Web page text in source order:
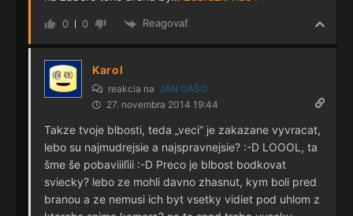
0 0 Reagovať
Karol
reakcia na JÁN GAŠO
27. novembra 2014 19:44
Takze tvoje blbosti, teda „veci“ je zakazane vyvracat,
lebo su najmudrejsie a najspravnejsie? :-D LOOOL, ta
šme še pobaviiiľiii :-D Preco je blbost bodkovat
sviecky? lebo ze mohli davno zhasnut, kym boli pred
branou a ze nemusi ich byt vsetky vidiet pod uhlom z